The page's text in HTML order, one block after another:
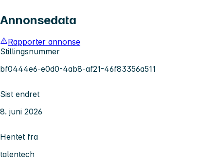
Annonsedata
Rapporter annonse
Stillingsnummer
bf0444e6-e0d0-4ab8-af21-46f83356a511
Sist endret
8. juni 2026
Hentet fra
talentech